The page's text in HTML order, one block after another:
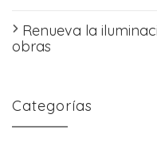
Renueva la
obras
Categorías